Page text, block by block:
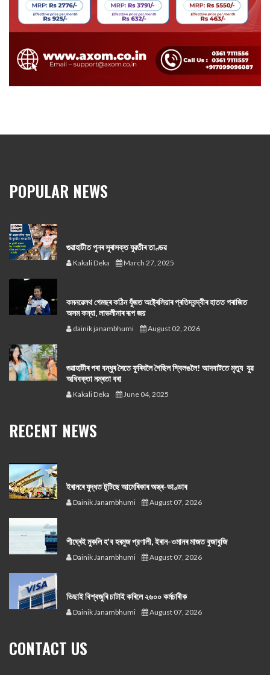
POPULAR NEWS
গুৱাহাটীত পুনৰ সুৰাসক্ত যুৱতীৰ তাণ্ডৱ
Kakali Deka March 27, 2025
কমনৱেলথ গেমছৰ কঠিন যুঁজত অষ্ট্ৰেলিয়াৰ প্ৰতিদ্বন্দ্বীৰ হাতত পৰাজিত
অসম কন্যা, লাভলীনাৰ ৰূপ জয়
dainik janambhumi August 02, 2026
গুৱাহাটীৰ পৰা বন্ধুৰ সৈতে ফুৰিবলৈ গৈছিল শ্বিলঙলৈ! আদবাটতে মৃত্যু যুৱ
অধিবক্তা নম্ৰতা বৰা
Kakali Deka June 04, 2025
RECENT NEWS
ইৰানৰে যুদ্ধত টুটিছে আমেৰিকাৰ অস্ত্ৰ-ভাণ্ডাৰ
Dainik Janambhumi August 07, 2026
শীঘ্ৰেই মুকলি হ'ব হৰমুজ প্রণালী, ইৰান-ওমানৰ মাজত বুজাবুজি
Dainik Janambhumi August 07, 2026
ভিছাই বিশ্বজুৰি চাটাই কৰিলে ২৬০০ কৰ্মচাৰীক
Dainik Janambhumi August 07, 2026
CONTACT US